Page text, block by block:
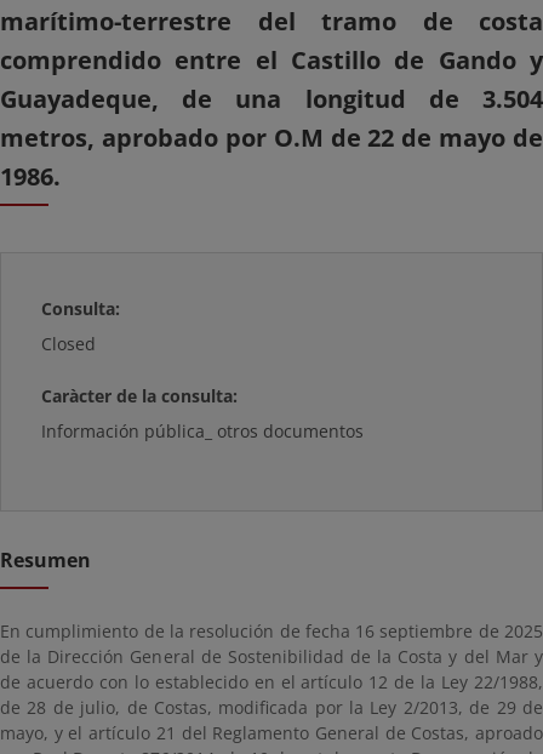
marítimo-terrestre del tramo de costa
comprendido entre el Castillo de Gando y
Guayadeque, de una longitud de 3.504
metros, aprobado por O.M de 22 de mayo de
1986.
Consulta:
Closed
Caràcter de la consulta:
Información pública_ otros documentos
Resumen
En cumplimiento de la resolución de fecha 16 septiembre de 2025
de la Dirección General de Sostenibilidad de la Costa y del Mar y
de acuerdo con lo establecido en el artículo 12 de la Ley 22/1988,
de 28 de julio, de Costas, modificada por la Ley 2/2013, de 29 de
mayo, y el artículo 21 del Reglamento General de Costas, aproado